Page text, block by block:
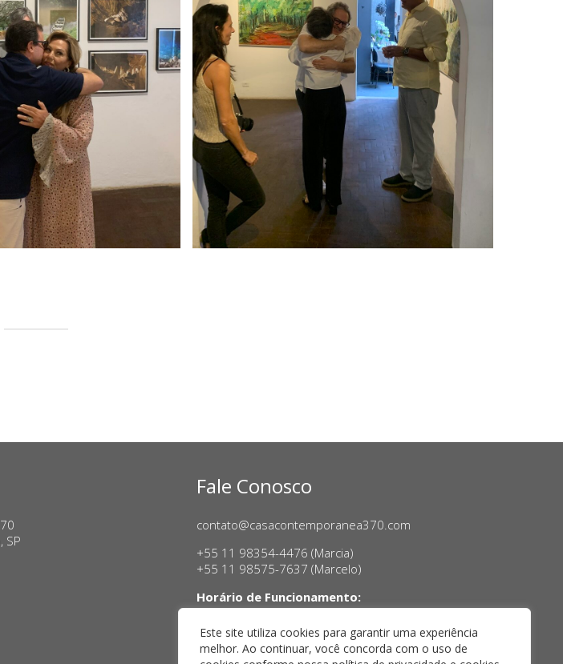
Este site utiliza cookies para garantir uma experiência
melhor. Ao continuar, você concorda com o uso de
SP
Fale Conosco
contato@casacontemporanea370.com
+55 11 98354-4476 (Marcia)
+55 11 98575-7637 (Marcelo)
Horário de Funcionamento:
Terça a sexta-feira, das 14h às 18h
Sábado das 11h às 17h